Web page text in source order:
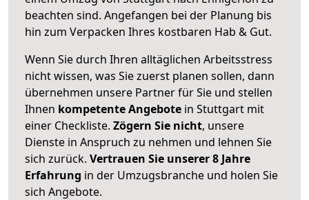
beachten sind. Angefangen bei der Planung bis
hin zum Verpacken Ihres kostbaren Hab & Gut.
Wenn Sie durch Ihren alltäglichen Arbeitsstress
nicht wissen, was Sie zuerst planen sollen, dann
übernehmen unsere Partner für Sie und stellen
Ihnen kompetente Angebote in Stuttgart mit
einer Checkliste. Zögern Sie nicht, unsere
Dienste in Anspruch zu nehmen und lehnen Sie
sich zurück. Vertrauen Sie unserer 8 Jahre
Erfahrung in der Umzugsbranche und holen Sie
sich Angebote.